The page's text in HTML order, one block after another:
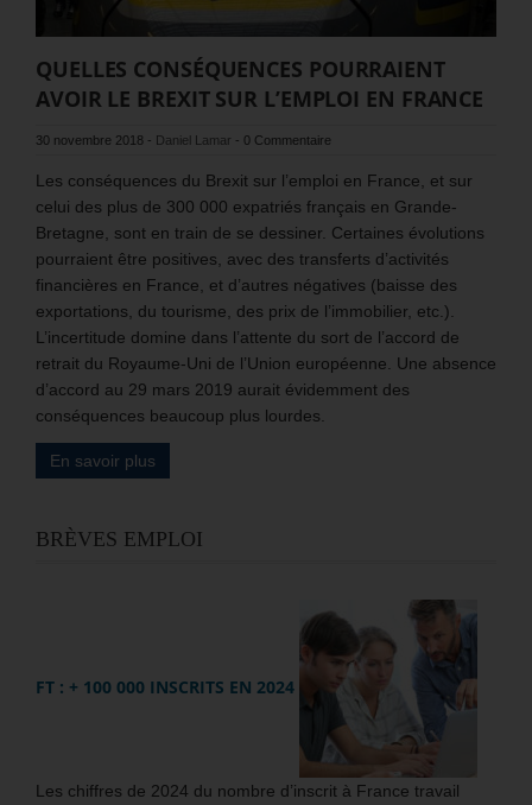
QUELLES CONSÉQUENCES POURRAIENT
AVOIR LE BREXIT SUR L’EMPLOI EN FRANCE
30 novembre 2018 - Daniel Lamar - 0 Commentaire
Les conséquences du Brexit sur l’emploi en France, et sur
celui des plus de 300 000 expatriés français en Grande-
Bretagne, sont en train de se dessiner. Certaines évolutions
pourraient être positives, avec des transferts d’activités
financières en France, et d’autres négatives (baisse des
exportations, du tourisme, des prix de l’immobilier, etc.).
L’incertitude domine dans l’attente du sort de l’accord de
retrait du Royaume-Uni de l’Union européenne. Une absence
d’accord au 29 mars 2019 aurait évidemment des
conséquences beaucoup plus lourdes.
En savoir plus
BRÈVES EMPLOI
FT : + 100 000 INSCRITS EN 2024
Les chiffres de 2024 du nombre d’inscrit à France travail